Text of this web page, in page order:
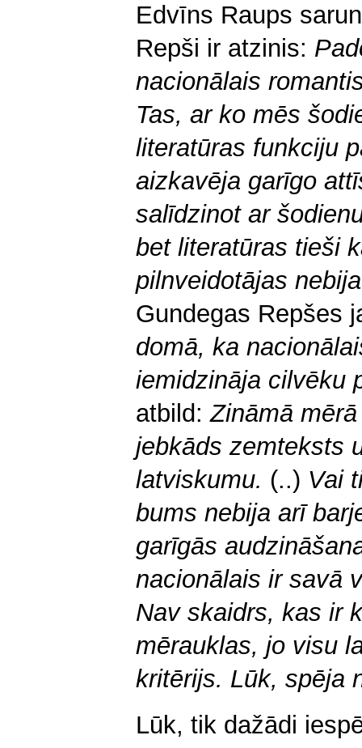
Edvīns Raups
Repši ir atzinis:
nacionālais
Tas, ar ko mēs
literatūras funkciju
aizkavēja garīgo
salīdzinot ar
bet literatūras tieši
pilnveidotājas
Gundegas Repšes
domā, ka
iemidzināja cilvēku
atbild:Zināmā
jebkāds zemteksts
latviskumu. (..) Vai
bums nebija arī
garīgās
nacionālais ir savā
Nav skaidrs, kas ir
mērauklas, jo visu
kritērijs. Lūk, spēja
Lūk, tik dažādi